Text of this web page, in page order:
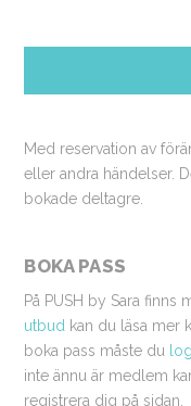
Med reservation av
eller andra händelser.
bokade deltagre.
BOKA PASS
På PUSH by Sara finns
utbud kan du läsa mer
boka pass måste du
inte ännu är medlem
registrera dig på sidan.